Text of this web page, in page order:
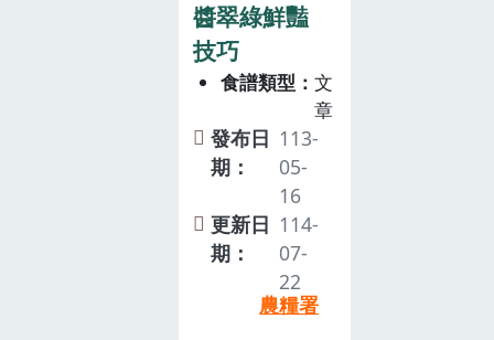
醬翠綠鮮豔
技巧
食譜類型
文
章
發布日
期：
113-
05-
16
更新日
期：
114-
07-
22
農糧署